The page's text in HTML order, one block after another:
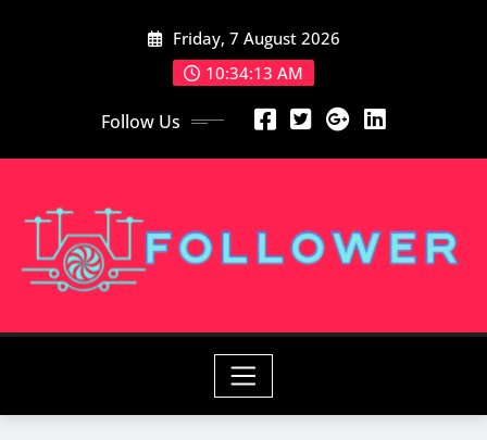
Friday, 7 August 2026
10:34:14 AM
Follow Us